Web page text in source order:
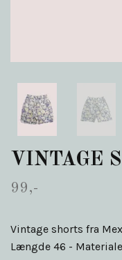
VINTAGE
99,-
Vintage shorts fra
Længde 46 -